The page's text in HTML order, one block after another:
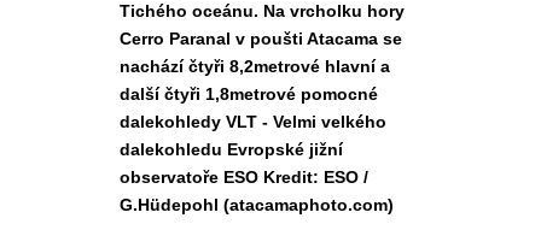
Tichého oceánu. Na vrcholku hory
Cerro Paranal v poušti Atacama se
nachází čtyři 8,2metrové hlavní a
další čtyři 1,8metrové pomocné
dalekohledy VLT - Velmi velkého
dalekohledu Evropské jižní
observatoře ESO Kredit: ESO /
G.Hüdepohl (atacamaphoto.com)